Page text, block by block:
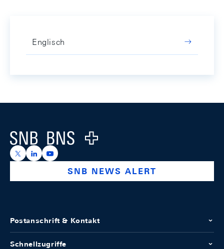
Englisch
Logo
https://x.com/snb_bns
https://ch.linkedin.com/company/swiss-national-
https://www.youtube.com/@swissnationalbank
SNB NEWS ALERT
Postanschrift & Kontakt
Schnellzugriffe